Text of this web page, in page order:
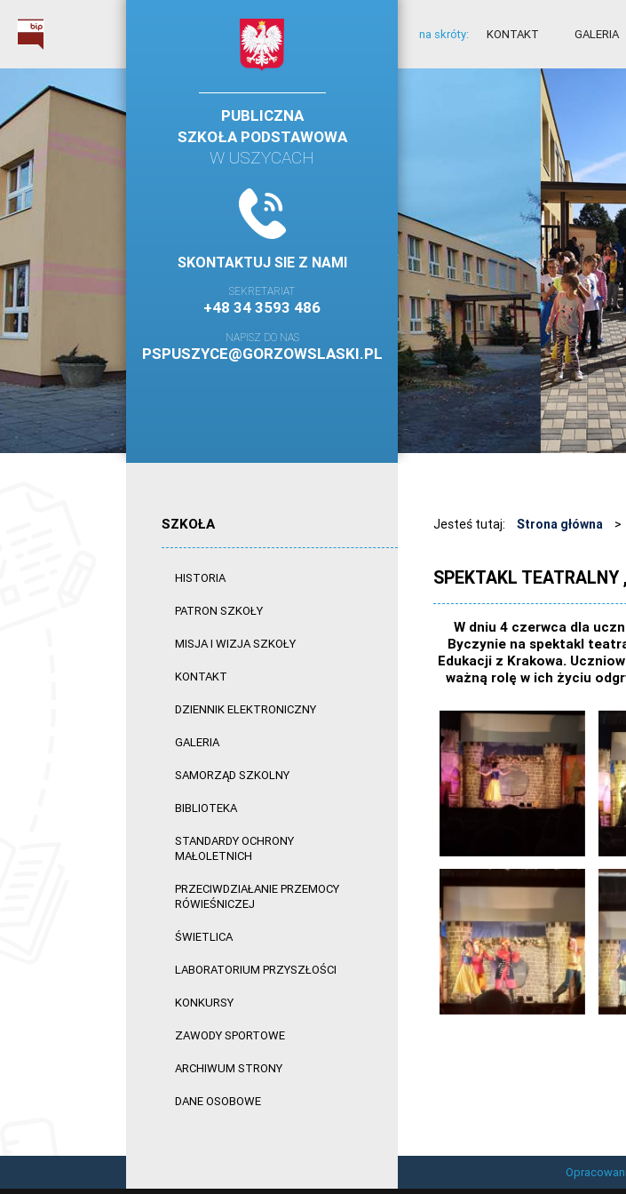
na skróty: KONTAKT GALERIA
PUBLICZNA
SZKOŁA PODSTAWOWA
W USZYCACH
SKONTAKTUJ SIE Z NAMI
SEKRETARIAT
+48 34 3593 486
NAPISZ DO NAS
PSPUSZYCE@GORZOWSLASKI.PL
SZKOŁA
HISTORIA
PATRON SZKOŁY
MISJA I WIZJA SZKOŁY
KONTAKT
DZIENNIK ELEKTRONICZNY
GALERIA
SAMORZĄD SZKOLNY
BIBLIOTEKA
STANDARDY OCHRONY
MAŁOLETNICH
PRZECIWDZIAŁANIE PRZEMOCY
RÓWIEŚNICZEJ
ŚWIETLICA
LABORATORIUM PRZYSZŁOŚCI
KONKURSY
ZAWODY SPORTOWE
ARCHIWUM STRONY
DANE OSOBOWE
Jesteś tutaj: Strona główna >
SPEKTAKL TEATRALNY
W dniu 4 czerwca dla
Byczynie na spektakl
Edukacji z Krakowa.
ważną rolę w ich życiu